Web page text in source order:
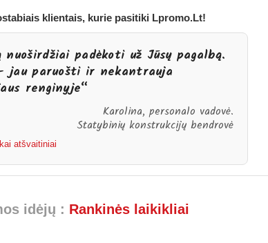
klientais, kurie pasitiki Lpromo.Lt!
padėkoti už Jūsų pagalbą.
jau paruošti ir nekantrauja
renginyje“
Karolina, personalo vadovė.
Statybinių konstrukcijų bendrovė
atšvaitiniai
idėjų : Rankinės laikikliai